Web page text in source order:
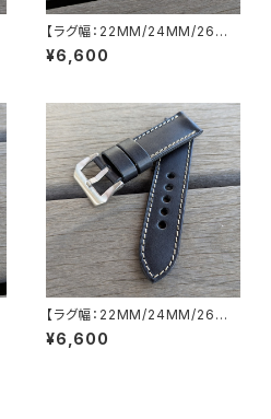
【ラグ幅：22MM/24MM/26M
M対応】【一枚革/SP-1PBRBK】
【子穴：円形】日本製 ハンドメイ
き 腕時計 替えベルト LEVEL7
¥6,600
【ラグ幅：22MM/24MM/26M
M対応】【一枚革/SP-1PBKYE】
日本製 ハンドメイド スムースレ
¥6,600